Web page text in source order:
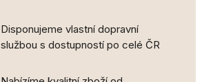
Disponujeme vlastní dopravní
službou s dostupností po celé ČR